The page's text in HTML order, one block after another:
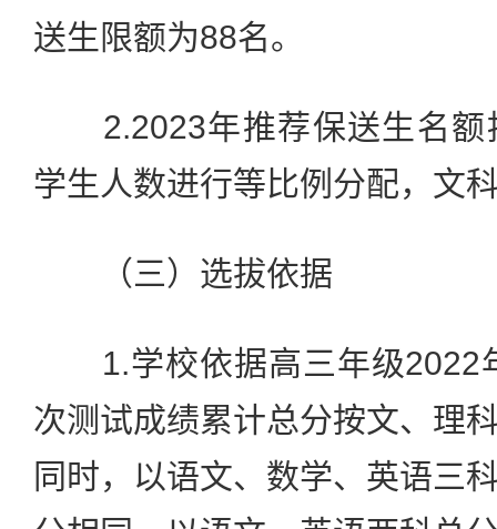
送生限额为88名。
2.2023年推荐保送生名额
学生人数进行等比例分配，文
（三）选拔依据
1.学校依据高三年级2022
次测试成绩累计总分按文、理
同时，以语文、数学、英语三